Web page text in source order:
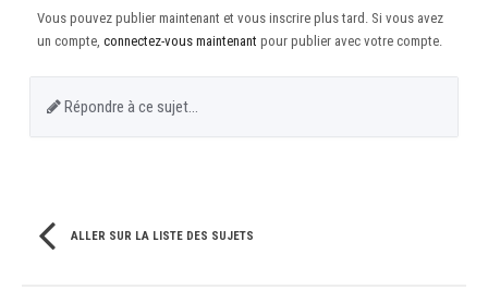
Vous pouvez publier maintenant et vous inscrire plus tard. Si vous avez
un compte, connectez-vous maintenant pour publier avec votre compte.
Répondre à ce sujet…
ALLER SUR LA LISTE DES SUJETS